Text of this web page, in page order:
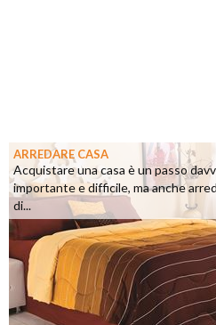
ARREDARE CASA
Acquistare una casa è un passo
importante e difficile, ma anche
di...